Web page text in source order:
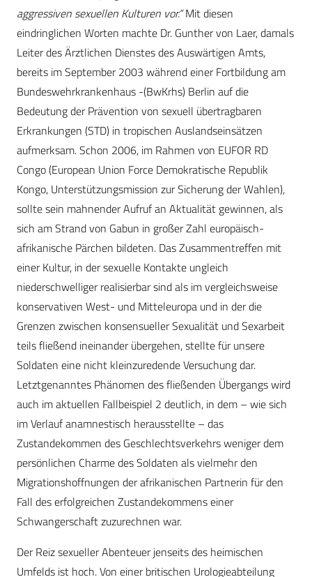
aggressiven sexuellen Kulturen vor.“Mit diesen
eindringlichen Worten machte Dr. Gunther von Laer, damals
Leiter des Ärztlichen Dienstes des Auswärtigen Amts,
bereits im September 2003 während einer Fortbildung am
Bundeswehrkrankenhaus -(BwKrhs) Berlin auf die
Bedeutung der Prävention von sexuell übertragbaren
Erkrankungen (STD) in tropischen Auslandseinsätzen
aufmerksam. Schon 2006, im Rahmen von EUFOR RD
Congo (European Union Force Demokratische Republik
Kongo, Unterstützungsmission zur Sicherung der Wahlen),
sollte sein mahnender Aufruf an Aktualität gewinnen, als
sich am Strand von Gabun in großer Zahl europäisch-
afrikanische Pärchen bildeten. Das Zusammentreffen mit
einer Kultur, in der sexuelle Kontakte ungleich
niederschwelliger realisierbar sind als im vergleichsweise
konservativen West- und Mitteleuropa und in der die
Grenzen zwischen konsensueller Sexualität und Sexarbeit
teils fließend ineinander übergehen, stellte für unsere
Soldaten eine nicht kleinzuredende Versuchung dar.
Letztgenanntes Phänomen des fließenden Übergangs wird
auch im aktuellen Fallbeispiel 2 deutlich, in dem – wie sich
im Verlauf anamnestisch herausstellte – das
Zustandekommen des Geschlechtsverkehrs weniger dem
persönlichen Charme des Soldaten als vielmehr den
Migrationshoffnungen der afrikanischen Partnerin für den
Fall des erfolgreichen Zustandekommens einer
Schwangerschaft zuzurechnen war.
Der Reiz sexueller Abenteuer jenseits des heimischen
Umfelds ist hoch. Von einer britischen Urologieabteilung